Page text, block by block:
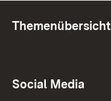
Themenübersicht
Social Media